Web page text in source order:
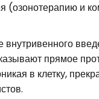
(озонотерапию и
внутривенного
прямое
в клетку,